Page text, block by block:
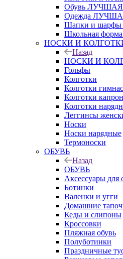
Обувь
Одежда
Шапки и
Школьная
НОСКИ И
Назад
НОСКИ И
Гольфы
Колготки
Колготки
Колготки
Колготки
Леггинсы
Носки
Носки нарядные
Термоноски
ОБУВЬ
Назад
ОБУВЬ
Аксессуары для
Ботинки
Валенки и угги
Домашние
Кеды и слипоны
Кроссовки
Пляжная обувь
Полуботинки
Праздничные